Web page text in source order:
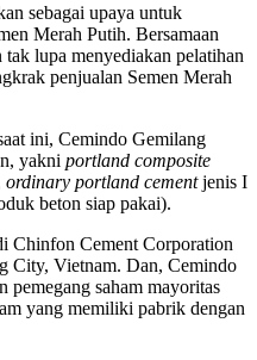
sebagai upaya untuk
Merah Putih. Bersamaan
lupa menyediakan pelatihan
penjualan Semen Merah
ini, Cemindo Gemilang
yakni portland composite
ordinary portland cementjenis I
beton siap pakai).
Chinfon Cement Corporation
City, Vietnam. Dan, Cemindo
pemegang saham mayoritas
yang memiliki pabrik dengan